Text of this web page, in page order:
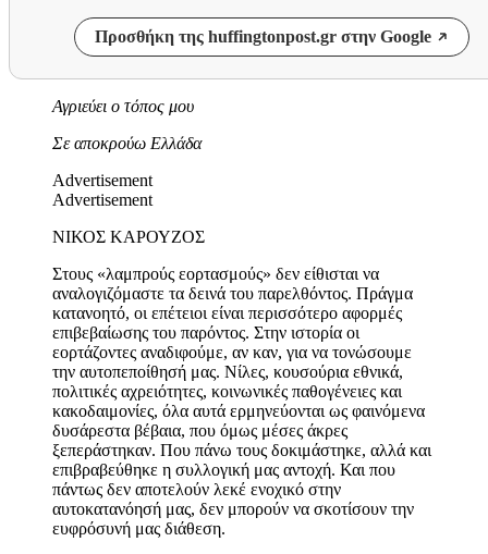
Προσθήκη της huffingtonpost.gr στην Google
Αγριεύει ο τόπος μου
Σε αποκρούω Ελλάδα
Advertisement
Advertisement
ΝΙΚΟΣ ΚΑΡΟΥΖΟΣ
Στους «λαμπρούς εορτασμούς» δεν είθισται να
αναλογιζόμαστε τα δεινά του παρελθόντος. Πράγμα
κατανοητό, οι επέτειοι είναι περισσότερο αφορμές
επιβεβαίωσης του παρόντος. Στην ιστορία οι
εορτάζοντες αναδιφούμε, αν καν, για να τονώσουμε
την αυτοπεποίθησή μας. Νίλες, κουσούρια εθνικά,
πολιτικές αχρειότητες, κοινωνικές παθογένειες και
κακοδαιμονίες, όλα αυτά ερμηνεύονται ως φαινόμενα
δυσάρεστα βέβαια, που όμως μέσες άκρες
ξεπεράστηκαν. Που πάνω τους δοκιμάστηκε, αλλά και
επιβραβεύθηκε η συλλογική μας αντοχή. Και που
πάντως δεν αποτελούν λεκέ ενοχικό στην
αυτοκατανόησή μας, δεν μπορούν να σκοτίσουν την
ευφρόσυνή μας διάθεση.